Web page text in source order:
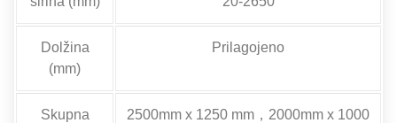
Dolžina
(mm)
Prilagojeno
Skupna
2500mm x 1250 mm，2000mm x 1000